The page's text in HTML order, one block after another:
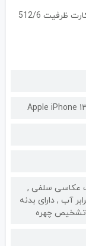
گوشی موبایل اپل مدل iPhone 13 Pro دو سیم کارت ظرفیت 512/6
Apple iPhone
عکاسی سلفی ,
آب , دارای بدنه
تشخیص چهره